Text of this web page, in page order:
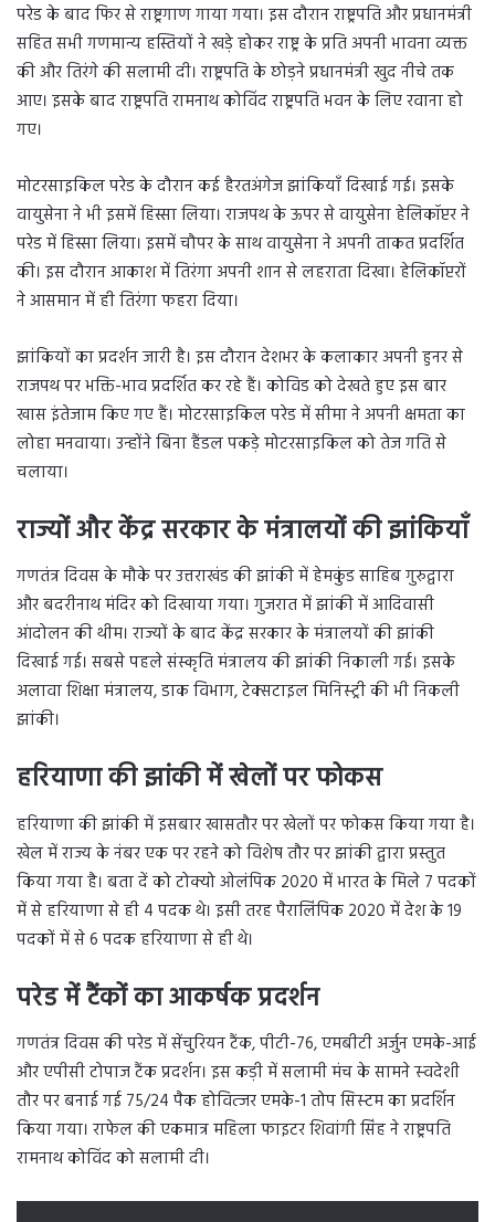
परेड के बाद फिर से राष्ट्रगाण गाया गया। इस दौरान राष्ट्रपति और प्रधानमंत्री
सहित सभी गणमान्य हस्तियों ने खड़े होकर राष्ट्र के प्रति अपनी भावना व्यक्त
की और तिरंगे की सलामी दी। राष्ट्रपति के छोड़ने प्रधानमंत्री खुद नीचे तक
आए। इसके बाद राष्ट्रपति रामनाथ कोविंद राष्ट्रपति भवन के लिए रवाना हो
गए।
मोटरसाइकिल परेड के दौरान कई हैरतअंगेज झांकियाँ दिखाई गई। इसके
वायुसेना ने भी इसमें हिस्सा लिया। राजपथ के ऊपर से वायुसेना हेलिकॉप्टर ने
परेड में हिस्सा लिया। इसमें चौपर के साथ वायुसेना ने अपनी ताकत प्रदर्शित
की। इस दौरान आकाश में तिरंगा अपनी शान से लहराता दिखा। हेलिकॉप्टरों
ने आसमान में ही तिरंगा फहरा दिया।
झांकियों का प्रदर्शन जारी है। इस दौरान देशभर के कलाकार अपनी हुनर से
राजपथ पर भक्ति-भाव प्रदर्शित कर रहे हैं। कोविड को देखते हुए इस बार
खास इंतेजाम किए गए हैं। मोटरसाइकिल परेड में सीमा ने अपनी क्षमता का
लोहा मनवाया। उन्होंने बिना हैंडल पकड़े मोटरसाइकिल को तेज गति से
चलाया।
राज्यों और केंद्र सरकार के मंत्रालयों की झांकियाँ
गणतंत्र दिवस के मौके पर उत्तराखंड की झांकी में हेमकुंड साहिब गुरुद्वारा
और बदरीनाथ मंदिर को दिखाया गया। गुजरात में झांकी में आदिवासी
आंदोलन की थीम। राज्यों के बाद केंद्र सरकार के मंत्रालयों की झांकी
दिखाई गई। सबसे पहले संस्कृति मंत्रालय की झांकी निकाली गई। इसके
अलावा शिक्षा मंत्रालय, डाक विभाग, टेक्सटाइल मिनिस्ट्री की भी निकली
झांकी।
हरियाणा की झांकी में खेलों पर फोकस
हरियाणा की झांकी में इसबार खासतौर पर खेलों पर फोकस किया गया है।
खेल में राज्य के नंबर एक पर रहने को विशेष तौर पर झांकी द्वारा प्रस्तुत
किया गया है। बता दें को टोक्यो ओलंपिक 2020 में भारत के मिले 7 पदकों
में से हरियाणा से ही 4 पदक थे। इसी तरह पैरालिंपिक 2020 में देश के 19
पदकों में से 6 पदक हरियाणा से ही थे।
परेड में टैंकों का आकर्षक प्रदर्शन
गणतंत्र दिवस की परेड में सेंचुरियन टैंक, पीटी-76, एमबीटी अर्जुन एमके-आई
और एपीसी टोपाज टैंक प्रदर्शन। इस कड़ी में सलामी मंच के सामने स्‍वदेशी
तौर पर बनाई गई 75/24 पैक होवित्‍जर एमके-1 तोप सिस्‍टम का प्रदर्शिन
किया गया। राफेल की एकमात्र महिला फाइटर शिवांगी सिंह ने राष्ट्रपति
रामनाथ कोविंद को सलामी दी।